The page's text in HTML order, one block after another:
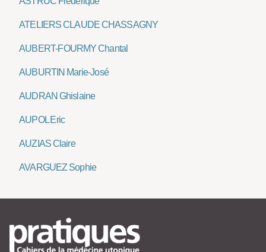
ATELIERS CLAUDE CHASSAGNY
AUBERT-FOURMY Chantal
AUBURTIN Marie-José
AUDRAN Ghislaine
AUPOL Eric
AUZIAS Claire
AVARGUEZ Sophie